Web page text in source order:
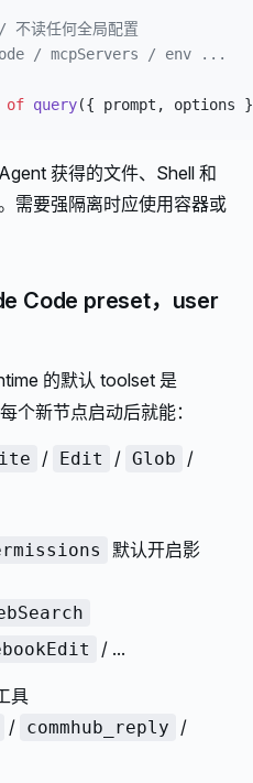
不读任何全局配置
/ mcpServers / env ...
of query({ prompt,
获得的文件、Shell 和
需要强隔离时应使用容器或
Code preset，user
的默认 toolset 是
个新节点启动后就能：
/ Edit / Glob /
默认开启影
/ ...
具
/ commhub_reply
/